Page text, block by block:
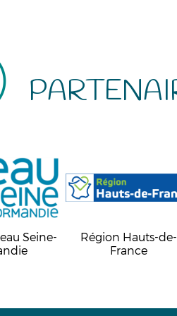
Seine-
Région Hauts-de-
France